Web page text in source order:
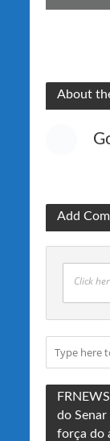
About
Add
Click
do Senar
força do